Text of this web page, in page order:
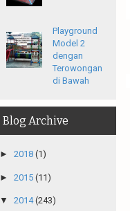
Playground
Model 2
dengan
Terowongan
di Bawah
Blog Archive
► 2018 (1)
► 2015 (11)
▼ 2014 (243)